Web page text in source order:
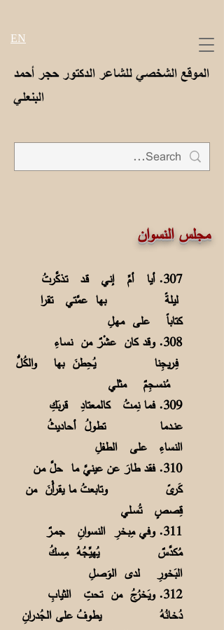
الموقع الشخصي للشاعر الدكتور حجر أحمد
البنعلي
EN
مجلس النسوان
307. أيا أمِّ إني قـد تـذكَّرتُ
ليلةً
بها عمَّتي تقرا
كتاباً على مهـلِ
308. وقد كان عشْرٌ من نسـاءِ
فِـريجِنا
يُحِطنَ بها والكُـلُّ
مُنسـجِمٌ مثلي
309. فما نِمتُ كالمعتادِ قربَكِ
عنــدما
تطولُ أحاديثُ
النساءِ على الطفلِ
310. فقد طارَ عن عينيَّ ما حلَّ مـن
كَرىً
وتابعتُ ما يقرأْنَ من
قِصصٍ تُسـلي
311. وفي مِبخرِ النسوانِ جمـرٌ
مُكدَّسٌ
يُهيِّجُهُ مِسكُ
البَخورِ لدى الوَصـلِ
312. ويَخرُجُ من تحتِ الثيابِ
دُخـانُهُ
يطوفُ على الجُدرانِ